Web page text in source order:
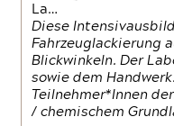
La…
Diese
Fahrzeuglackierung
Blickwinkeln. Der
sowie dem
Teilnehmer*Innen
/ chemischem